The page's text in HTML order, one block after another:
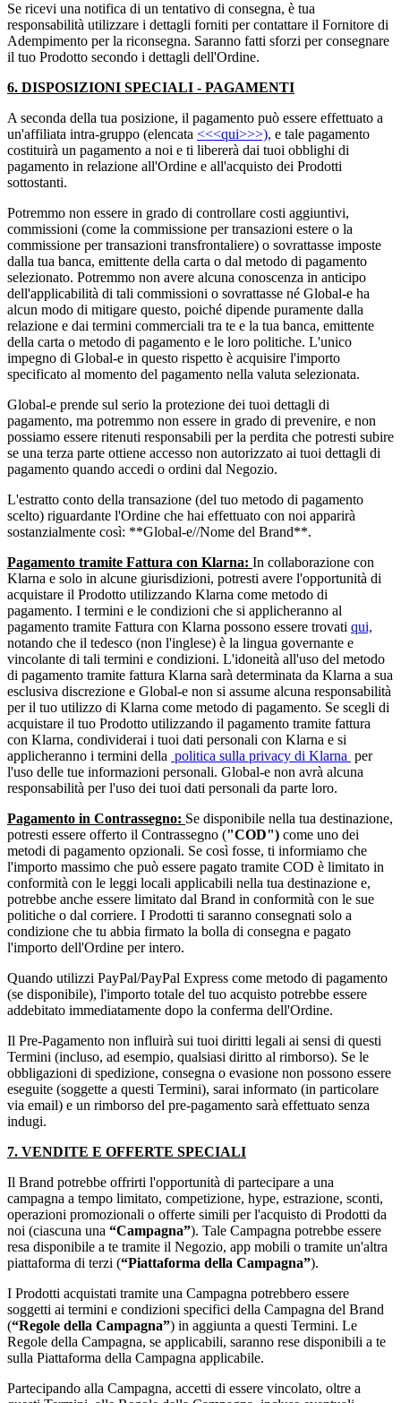
Se ricevi una notifica di un tentativo di consegna, è tua
responsabilità utilizzare i dettagli forniti per contattare il Fornitore di
Adempimento per la riconsegna. Saranno fatti sforzi per consegnare
il tuo Prodotto secondo i dettagli dell'Ordine.
6. DISPOSIZIONI SPECIALI - PAGAMENTI
A seconda della tua posizione, il pagamento può essere effettuato a
un'affiliata intra-gruppo (elencata <<<qui>>>), e tale pagamento
costituirà un pagamento a noi e ti libererà dai tuoi obblighi di
pagamento in relazione all'Ordine e all'acquisto dei Prodotti
sottostanti.
Potremmo non essere in grado di controllare costi aggiuntivi,
commissioni (come la commissione per transazioni estere o la
commissione per transazioni transfrontaliere) o sovrattasse imposte
dalla tua banca, emittente della carta o dal metodo di pagamento
selezionato. Potremmo non avere alcuna conoscenza in anticipo
dell'applicabilità di tali commissioni o sovrattasse né Global-e ha
alcun modo di mitigare questo, poiché dipende puramente dalla
relazione e dai termini commerciali tra te e la tua banca, emittente
della carta o metodo di pagamento e le loro politiche. L'unico
impegno di Global-e in questo rispetto è acquisire l'importo
specificato al momento del pagamento nella valuta selezionata.
Global-e prende sul serio la protezione dei tuoi dettagli di
pagamento, ma potremmo non essere in grado di prevenire, e non
possiamo essere ritenuti responsabili per la perdita che potresti subire
se una terza parte ottiene accesso non autorizzato ai tuoi dettagli di
pagamento quando accedi o ordini dal Negozio.
L'estratto conto della transazione (del tuo metodo di pagamento
scelto) riguardante l'Ordine che hai effettuato con noi apparirà
sostanzialmente così: **Global-e//Nome del Brand**.
Pagamento tramite Fattura con Klarna: In collaborazione con
Klarna e solo in alcune giurisdizioni, potresti avere l'opportunità di
acquistare il Prodotto utilizzando Klarna come metodo di
pagamento. I termini e le condizioni che si applicheranno al
pagamento tramite Fattura con Klarna possono essere trovati qui,
notando che il tedesco (non l'inglese) è la lingua governante e
vincolante di tali termini e condizioni. L'idoneità all'uso del metodo
di pagamento tramite fattura Klarna sarà determinata da Klarna a sua
esclusiva discrezione e Global-e non si assume alcuna responsabilità
per il tuo utilizzo di Klarna come metodo di pagamento. Se scegli di
acquistare il tuo Prodotto utilizzando il pagamento tramite fattura
con Klarna, condividerai i tuoi dati personali con Klarna e si
applicheranno i termini della politica sulla privacy di Klarna per
l'uso delle tue informazioni personali. Global-e non avrà alcuna
responsabilità per l'uso dei tuoi dati personali da parte loro.
Pagamento in Contrassegno: Se disponibile nella tua destinazione,
potresti essere offerto il Contrassegno ("COD") come uno dei
metodi di pagamento opzionali. Se così fosse, ti informiamo che
l'importo massimo che può essere pagato tramite COD è limitato in
conformità con le leggi locali applicabili nella tua destinazione e,
potrebbe anche essere limitato dal Brand in conformità con le sue
politiche o dal corriere. I Prodotti ti saranno consegnati solo a
condizione che tu abbia firmato la bolla di consegna e pagato
l'importo dell'Ordine per intero.
Quando utilizzi PayPal/PayPal Express come metodo di pagamento
(se disponibile), l'importo totale del tuo acquisto potrebbe essere
addebitato immediatamente dopo la conferma dell'Ordine.
Il Pre-Pagamento non influirà sui tuoi diritti legali ai sensi di questi
Termini (incluso, ad esempio, qualsiasi diritto al rimborso). Se le
obbligazioni di spedizione, consegna o evasione non possono essere
eseguite (soggette a questi Termini), sarai informato (in particolare
via email) e un rimborso del pre-pagamento sarà effettuato senza
indugi.
7. VENDITE E OFFERTE SPECIALI
Il Brand potrebbe offrirti l'opportunità di partecipare a una
campagna a tempo limitato, competizione, hype, estrazione, sconti,
operazioni promozionali o offerte simili per l'acquisto di Prodotti da
noi (ciascuna una “Campagna”). Tale Campagna potrebbe essere
resa disponibile a te tramite il Negozio, app mobili o tramite un'altra
piattaforma di terzi (“Piattaforma della Campagna”).
I Prodotti acquistati tramite una Campagna potrebbero essere
soggetti ai termini e condizioni specifici della Campagna del Brand
(“Regole della Campagna”) in aggiunta a questi Termini. Le
Regole della Campagna, se applicabili, saranno rese disponibili a te
sulla Piattaforma della Campagna applicabile.
Partecipando alla Campagna, accetti di essere vincolato, oltre a